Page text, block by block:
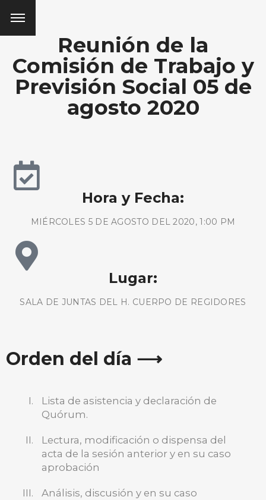
Reunión de la
Comisión de Trabajo y
Previsión Social 05 de
agosto 2020
Hora y Fecha:
MIÉRCOLES 5 DE AGOSTO DEL 2020, 1:00 PM
Lugar:
SALA DE JUNTAS DEL H. CUERPO DE REGIDORES
Orden del día ⟶
Lista de asistencia y declaración de
Quórum.
Lectura, modificación o dispensa del
acta de la sesión anterior y en su caso
aprobación
Análisis, discusión y en su caso